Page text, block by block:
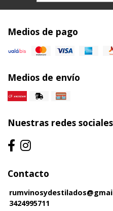
Medios de pago
Medios de envío
Nuestras redes sociales
Contacto
3424995711